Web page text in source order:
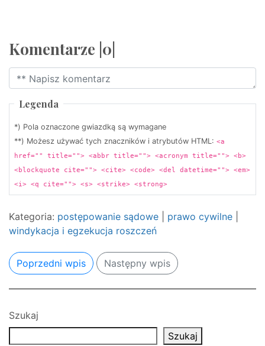
Komentarze |0|
Legenda
*) Pola oznaczone gwiazdką są wymagane
**) Możesz używać tych znaczników i atrybutów HTML: <a
href="" title=""> <abbr title=""> <acronym title=""> <b>
<blockquote cite=""> <cite> <code> <del datetime=""> <em>
<i> <q cite=""> <s> <strike> <strong>
Kategoria: postępowanie sądowe prawo cywilne
windykacja i egzekucja roszczeń
Poprzedni wpis Następny wpis
Szukaj
Szukaj